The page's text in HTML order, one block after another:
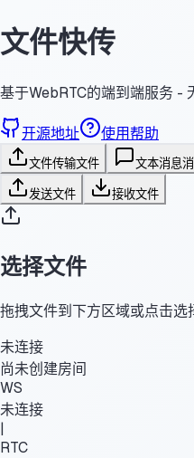
文件快传
基于WebRTC的端到端服务 -
开源地址 使用帮助
文件传输文件 文本消息
发送文件 接收文件
选择文件
拖拽文件到下方区域或点击选
未连接
尚未创建房间
WS
未连接
|
RTC